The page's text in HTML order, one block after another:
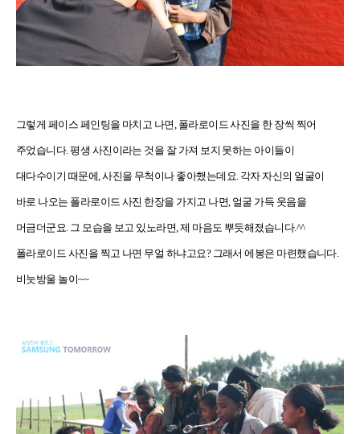
그렇게 페이스 페인팅을 마치고 나면, 폴라로이드 사진을 한 장씩 찍어
주었습니다. 평생 사진이라는 것을 잘 가져 보지 못하는 아이들이
대다수이기 때문에, 사진을 무척이나 좋아했는데요. 각자 자신의 얼굴이
바로 나오는 폴라로이드 사진 한장을 가지고 나면, 얼굴 가득 웃음을
머금더군요. 그 모습을 보고 있노라면, 제 마음도 뿌듯해졌습니다.^^
폴라로이드 사진을 찍고 나면 무얼 하냐고요? 그래서 에봉은 마련했습니다.
비눗방울 놀이~~